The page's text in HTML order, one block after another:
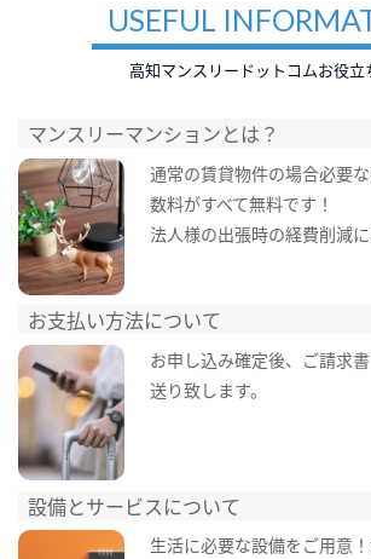
USEFUL
高知マンスリードットコムお役立
マンスリーマンションとは？
通常の賃貸物件の場合必要
数料がすべて無料です！
法人様の出張時の経費削減に
お支払い方法について
お申し込み確定後、ご請求
送り致します。
設備とサービスについて
生活に必要な設備をご用意